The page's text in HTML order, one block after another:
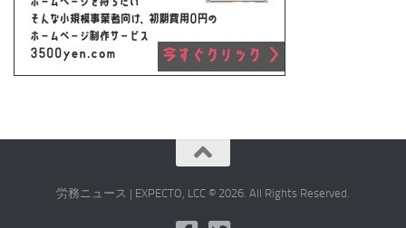
労務ニュース | EXPECTO, LCC © 2026. All Rights Reserved.